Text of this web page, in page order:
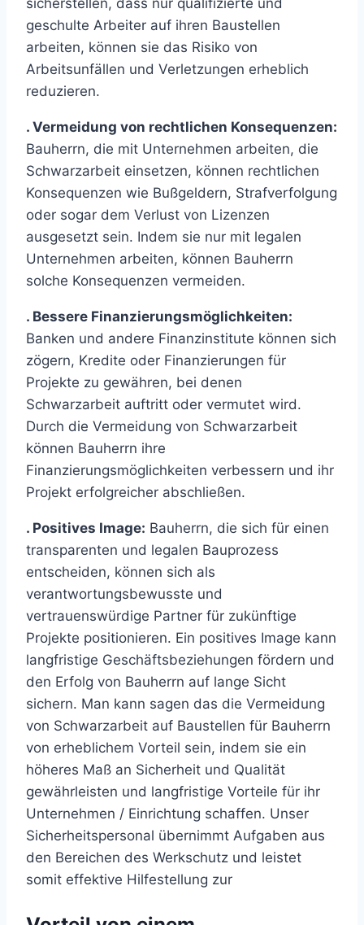
sicherstellen, dass nur qualifizierte und
geschulte Arbeiter auf ihren Baustellen
arbeiten, können sie das Risiko von
Arbeitsunfällen und Verletzungen erheblich
reduzieren.
. Vermeidung von rechtlichen Konsequenzen:
Bauherrn, die mit Unternehmen arbeiten, die
Schwarzarbeit einsetzen, können rechtlichen
Konsequenzen wie Bußgeldern, Strafverfolgung
oder sogar dem Verlust von Lizenzen
ausgesetzt sein. Indem sie nur mit legalen
Unternehmen arbeiten, können Bauherrn
solche Konsequenzen vermeiden.
. Bessere Finanzierungsmöglichkeiten:
Banken und andere Finanzinstitute können sich
zögern, Kredite oder Finanzierungen für
Projekte zu gewähren, bei denen
Schwarzarbeit auftritt oder vermutet wird.
Durch die Vermeidung von Schwarzarbeit
können Bauherrn ihre
Finanzierungsmöglichkeiten verbessern und ihr
Projekt erfolgreicher abschließen.
. Positives Image: Bauherrn, die sich für einen
transparenten und legalen Bauprozess
entscheiden, können sich als
verantwortungsbewusste und
vertrauenswürdige Partner für zukünftige
Projekte positionieren. Ein positives Image kann
langfristige Geschäftsbeziehungen fördern und
den Erfolg von Bauherrn auf lange Sicht
sichern. Man kann sagen das die Vermeidung
von Schwarzarbeit auf Baustellen für Bauherrn
von erheblichem Vorteil sein, indem sie ein
höheres Maß an Sicherheit und Qualität
gewährleisten und langfristige Vorteile für ihr
Unternehmen / Einrichtung schaffen. Unser
Sicherheitspersonal übernimmt Aufgaben aus
den Bereichen des Werkschutz und leistet
somit effektive Hilfestellung zur